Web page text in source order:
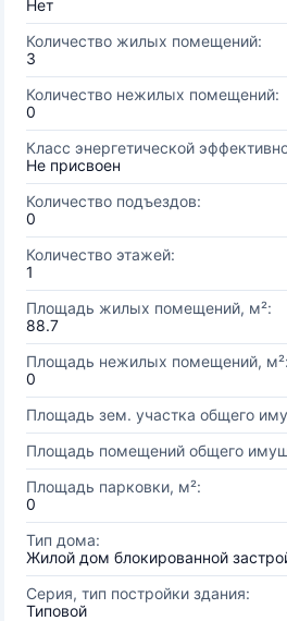
Нет
Количество жилых помещений:
3
Количество нежилых помещений:
0
Класс энергетической
Не присвоен
Количество подъездов:
0
Количество этажей:
1
Площадь жилых помещений, м²:
88.7
Площадь нежилых помещений, м²:
0
Площадь зем. участка общего
Площадь помещений общего
Площадь парковки, м²:
0
Тип дома:
Жилой дом блокированной
Серия, тип постройки здания:
Типовой